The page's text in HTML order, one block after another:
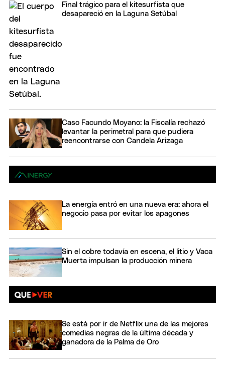
Final trágico para el kitesurfista que
desapareció en la Laguna Setúbal
Caso Facundo Moyano: la Fiscalía rechazó
levantar la perimetral para que pudiera
reencontrarse con Candela Arizaga
La energía entró en una nueva era: ahora el
negocio pasa por evitar los apagones
Sin el cobre todavía en escena, el litio y Vaca
Muerta impulsan la producción minera
Se está por ir de Netflix una de las mejores
comedias negras de la última década y
ganadora de la Palma de Oro